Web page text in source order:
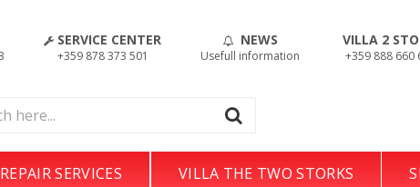
SERVICE CENTER
+359 878 373 501
NEWS
Usefull information
VILLA 2
+359 888 660
SERVICES VILLA THE TWO STORKS